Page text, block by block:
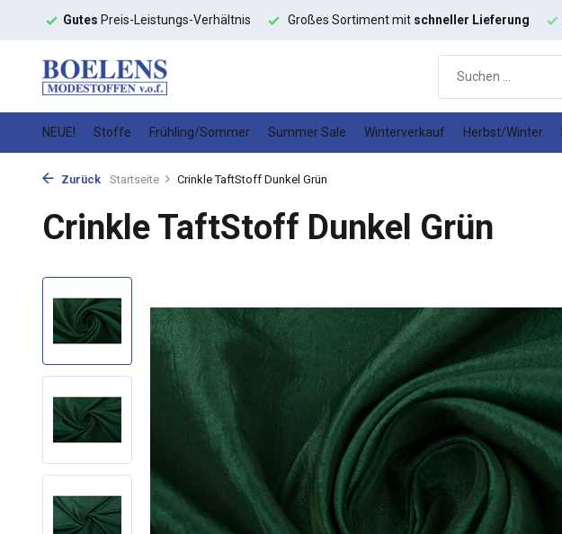
Gutes Preis-Leistungs-Verhältnis Großes Sortiment mit schneller Lieferung
NEUE! Stoffe Frühling/Sommer Summer Sale Winterverkauf Herbst/Winter
Zurück Startseite Crinkle TaftStoff Dunkel Grün
Crinkle TaftStoff Dunkel Grün